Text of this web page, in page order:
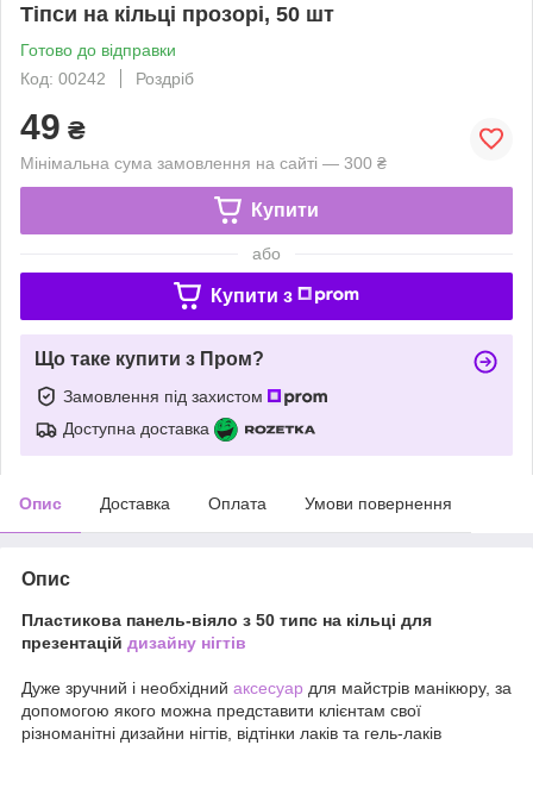
Тіпси на кільці прозорі, 50 шт
Готово до відправки
Код: 00242
Роздріб
49 ₴
Мінімальна сума замовлення на сайті — 300 ₴
Купити
або
Купити з
Що таке купити з Пром?
Замовлення під захистом
Доступна доставка
Опис Доставка Оплата Умови повернення
Опис
Пластикова панель-віяло з 50 типс на кільці для
презентацій дизайну нігтів
Дуже зручний і необхідний аксесуар для майстрів манікюру, за
допомогою якого можна представити клієнтам свої
різноманітні дизайни нігтів, відтінки лаків та гель-лаків